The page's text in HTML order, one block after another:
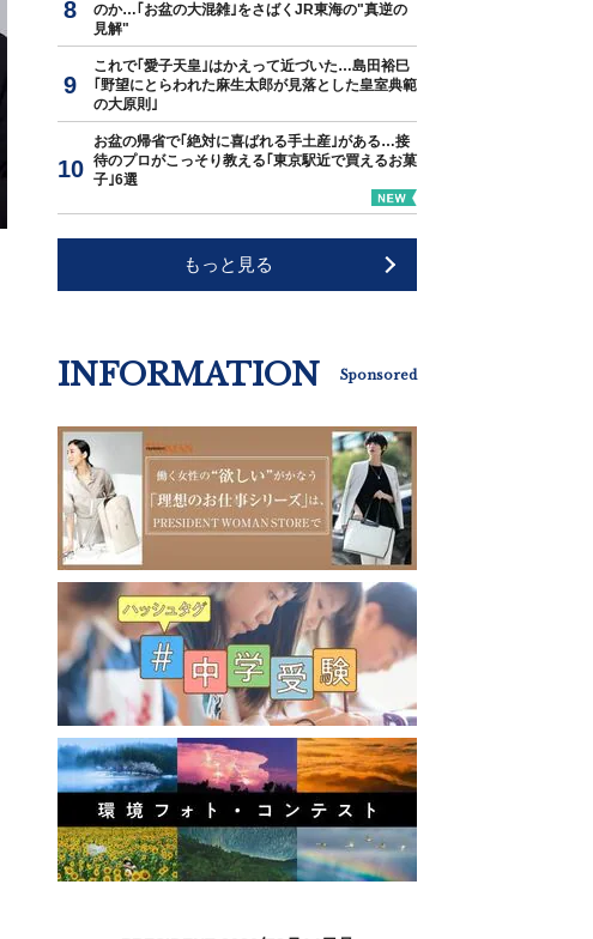
のか…｢お盆の大混雑｣をさばくJR東海の"真逆の
見解"
これで｢愛子天皇｣はかえって近づいた…島田裕巳
｢野望にとらわれた麻生太郎が見落とした皇室典範
の大原則｣
お盆の帰省で｢絶対に喜ばれる手土産｣がある…接
待のプロがこっそり教える｢東京駅近で買えるお菓
子｣6選
もっと見る
INFORMATION Sponsored